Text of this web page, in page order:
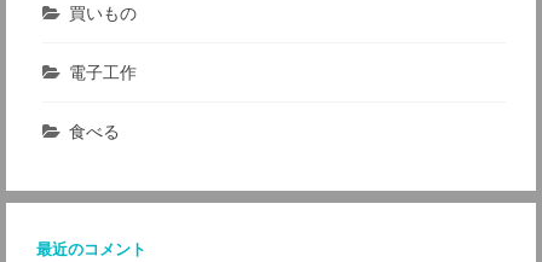
買いもの
電子工作
食べる
最近のコメント